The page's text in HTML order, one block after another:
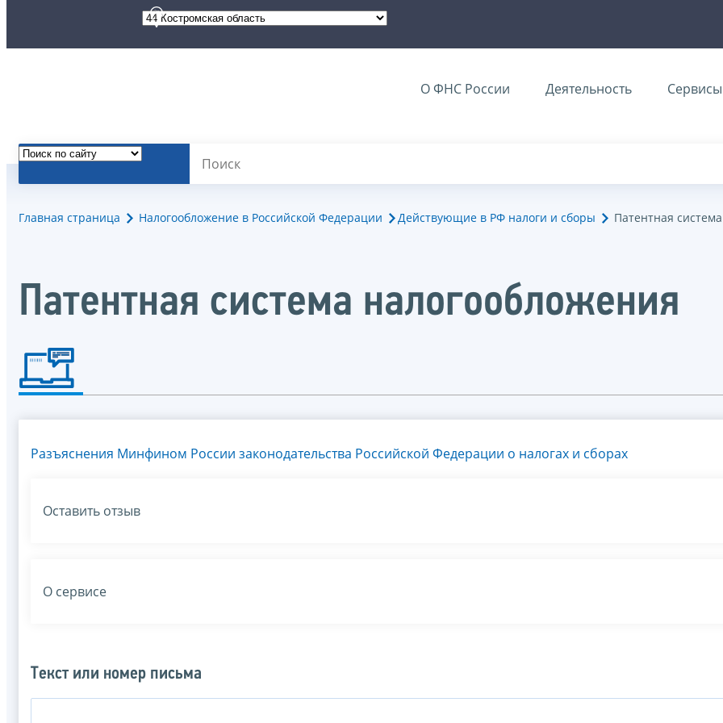
О ФНС России Деятельность Сервисы
Главная страница Налогообложение в Российской Федерации Действующие в РФ налоги и сборы Патентная
Патентная система налогообложения
Разъяснения Минфином России законодательства Российской Федерации о налогах и сборах
Оставить отзыв
О сервисе
Текст или номер письма